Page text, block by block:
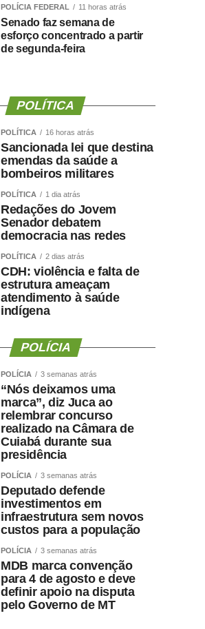
POLÍCIA FEDERAL 11 horas atrás
Senado faz semana de
esforço concentrado a partir
de segunda-feira
POLÍTICA
POLÍTICA 16 horas atrás
Sancionada lei que destina
emendas da saúde a
bombeiros militares
POLÍTICA 1 dia atrás
Redações do Jovem
Senador debatem
democracia nas redes
POLÍTICA 2 dias atrás
CDH: violência e falta de
estrutura ameaçam
atendimento à saúde
indígena
POLÍCIA
POLÍCIA 3 semanas atrás
“Nós deixamos uma
marca”, diz Juca ao
relembrar concurso
realizado na Câmara de
Cuiabá durante sua
presidência
POLÍCIA 3 semanas atrás
Deputado defende
investimentos em
infraestrutura sem novos
custos para a população
POLÍCIA 3 semanas atrás
MDB marca convenção
para 4 de agosto e deve
definir apoio na disputa
pelo Governo de MT